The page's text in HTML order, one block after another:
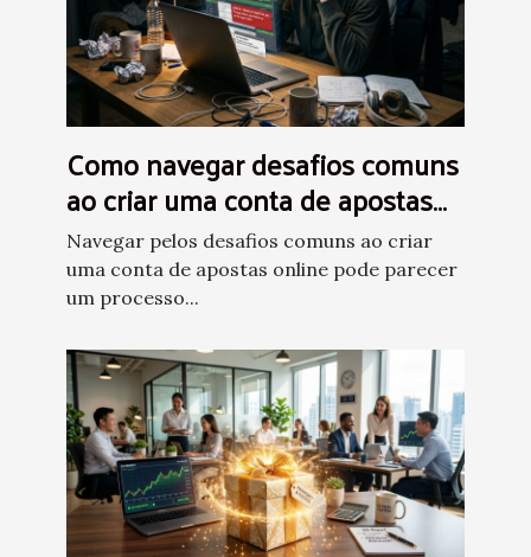
Como navegar desafios comuns
ao criar uma conta de apostas
online?
Navegar pelos desafios comuns ao criar
uma conta de apostas online pode parecer
um processo...